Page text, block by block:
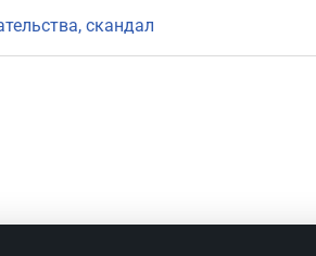
скандал